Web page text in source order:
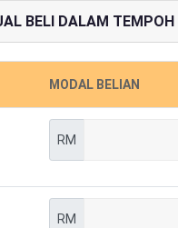
BELI DALAM TEMPOH
MODAL BELIAN
RM
RM